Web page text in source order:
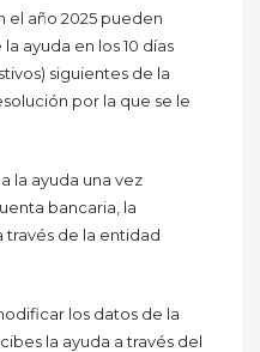
el año 2025 pueden
ayuda en los 10 días
siguientes de la
por la que se le
la ayuda una vez
bancaria, la
de la entidad
los datos de la
la ayuda a través del